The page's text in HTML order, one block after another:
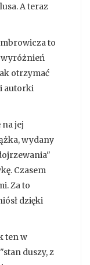
A teraz
to
wyróżnień
otrzymać
autorki
jej
wydany
Czasem
Za to
dzięki
ten w
duszy, z